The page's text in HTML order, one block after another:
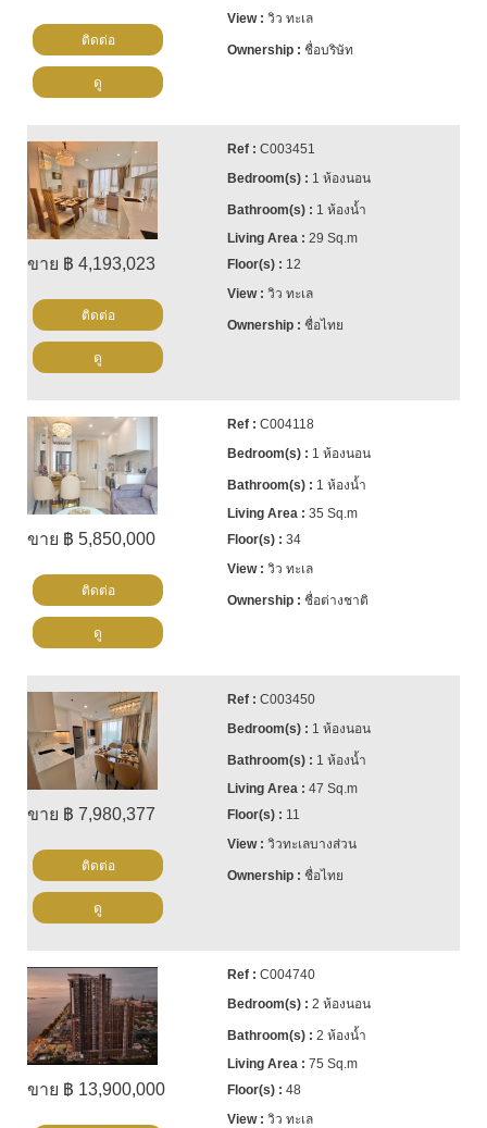
วิว ทะเล
ชื่อบริษัท
ติดต่อ
ดู
ขาย ฿ 4,193,023
C003451
1 ห้องนอน
1 ห้องน้ำ
29 Sq.m
12
วิว ทะเล
ชื่อไทย
ติดต่อ
ดู
ขาย ฿ 5,850,000
C004118
1 ห้องนอน
1 ห้องน้ำ
35 Sq.m
34
วิว ทะเล
ชื่อต่างชาติ
ติดต่อ
ดู
ขาย ฿ 7,980,377
C003450
1 ห้องนอน
1 ห้องน้ำ
47 Sq.m
11
วิวทะเลบางส่วน
ชื่อไทย
ติดต่อ
ดู
ขาย ฿ 13,900,000
C004740
2 ห้องนอน
2 ห้องน้ำ
75 Sq.m
48
วิว ทะเล